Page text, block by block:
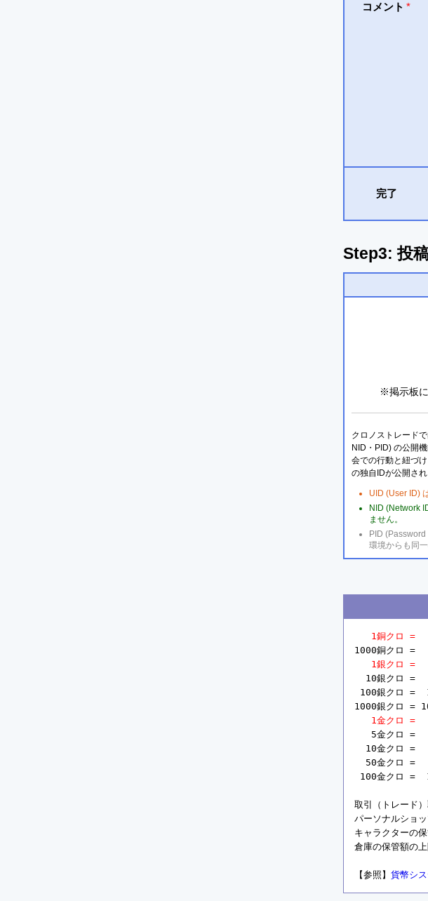
コメント *
完了
Step3: 投
※掲示板
クロノストレード
NID・PID) の公開
会での行動と紐づ
の独自IDが公開され
UID (User ID)
NID (Network
ません。
PID
環境からも同
1銅クロ =
1000銅クロ
1銀クロ =
10銀クロ =
100銀クロ =
1000銀クロ =
1金クロ =
5金クロ =
10金クロ =
50金クロ =
100金クロ =
取引（トレー
パーソナルシ
キャラクター
倉庫の保管額
【参照】 貨幣シ